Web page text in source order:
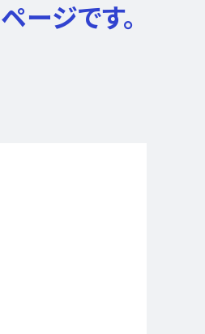
ージです。